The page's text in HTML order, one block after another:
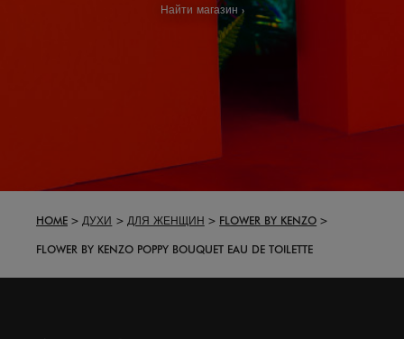
Найти магазин
HOME ДУХИ ДЛЯ ЖЕНЩИН
FLOWER BY KENZO
FLOWER BY KENZO POPPY BOUQUET EAU DE TOILETTE